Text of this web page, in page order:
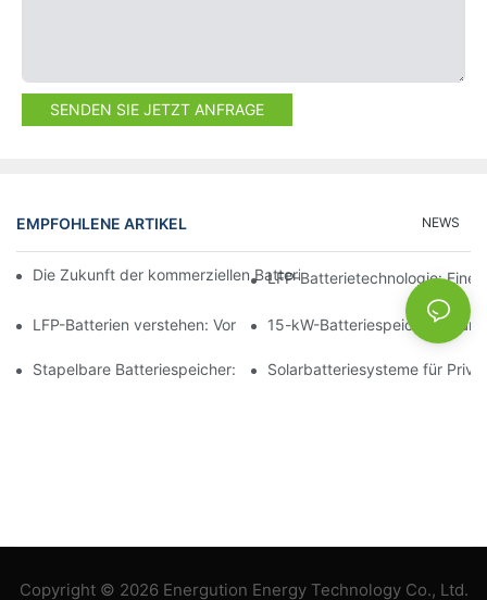
SENDEN SIE JETZT ANFRAGE
EMPFOHLENE ARTIKEL NEWS
Die Zukunft der kommerziellen Batteriespeicherung: Trends
LFP-Batterietechnologie: Eine
LFP-Batterien verstehen: Vorteile und Anwendungen
15-kW-Batteriespeicher:
Stapelbare Batteriespeicher: Innovative Designs für
Solarbatteriesysteme für
Copyright © 2026 Energution Energy Technology Co., Ltd.